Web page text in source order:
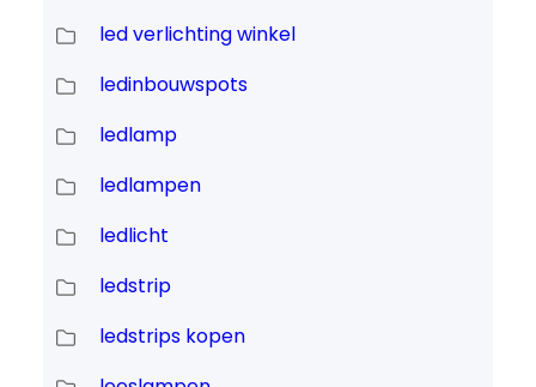
led verlichting winkel
ledinbouwspots
ledlamp
ledlampen
ledlicht
ledstrip
ledstrips kopen